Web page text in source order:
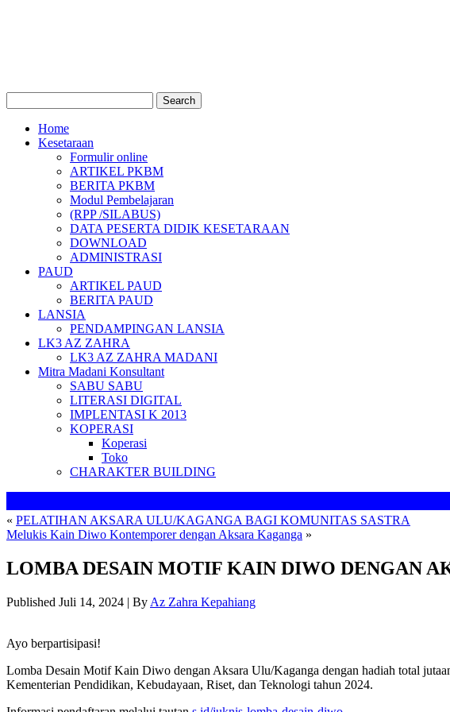
Home
Kesetaraan
Formulir online
ARTIKEL PKBM
BERITA PKBM
Modul Pembelajaran
(RPP /SILABUS)
DATA PESERTA DIDIK KESETARAAN
DOWNLOAD
ADMINISTRASI
PAUD
ARTIKEL PAUD
BERITA PAUD
LANSIA
PENDAMPINGAN LANSIA
LK3 AZ ZAHRA
LK3 AZ ZAHRA MADANI
Mitra Madani Konsultant
SABU SABU
LITERASI DIGITAL
IMPLENTASI K 2013
KOPERASI
Koperasi
Toko
CHARAKTER BUILDING
« PELATIHAN AKSARA ULU/KAGANGA BAGI KOMUNITAS SASTRA
Melukis Kain Diwo Kontemporer dengan Aksara Kaganga »
LOMBA DESAIN MOTIF KAIN DIWO DENGAN
Published Juli 14, 2024 | By Az Zahra Kepahiang
Ayo berpartisipasi!
Lomba Desain Motif Kain Diwo dengan Aksara Ulu/Kaganga dengan hadiah total
Kementerian Pendidikan, Kebudayaan, Riset, dan Teknologi tahun 2024.